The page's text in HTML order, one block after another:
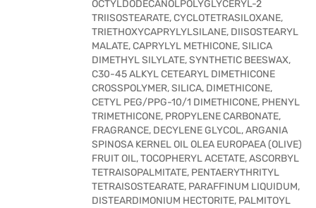
OCTYLDODECANOLPOLYGLYCERYL-2
TRIISOSTEARATE, CYCLOTETRASILOXANE,
TRIETHOXYCAPRYLYLSILANE, DIISOSTEARYL
MALATE, CAPRYLYL METHICONE, SILICA
DIMETHYL SILYLATE, SYNTHETIC BEESWAX,
C30-45 ALKYL CETEARYL DIMETHICONE
CROSSPOLYMER, SILICA, DIMETHICONE,
CETYL PEG/PPG-10/1 DIMETHICONE, PHENYL
TRIMETHICONE, PROPYLENE CARBONATE,
FRAGRANCE, DECYLENE GLYCOL, ARGANIA
SPINOSA KERNEL OIL OLEA EUROPAEA (OLIVE)
FRUIT OIL, TOCOPHERYL ACETATE, ASCORBYL
TETRAISOPALMITATE, PENTAERYTHRITYL
TETRAISOSTEARATE, PARAFFINUM LIQUIDUM,
DISTEARDIMONIUM HECTORITE, PALMITOYL